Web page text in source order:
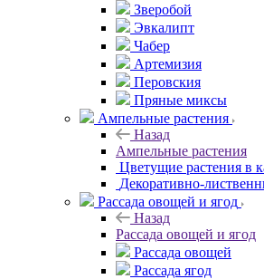
Зверобой
Эвкалипт
Чабер
Артемизия
Перовския
Пряные миксы
Ампельные растения
Назад
Ампельные растения
Цветущие растения в
Декоративно-
Рассада овощей и ягод
Назад
Рассада овощей и ягод
Рассада овощей
Рассада ягод